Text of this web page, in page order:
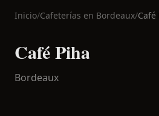
Inicio/Cafeterías en Bordeaux/Café
Café Piha
Bordeaux